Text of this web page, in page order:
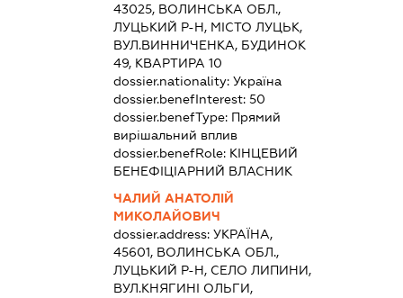
43025, ВОЛИНСЬКА ОБЛ.,
ЛУЦЬКИЙ Р-Н, МІСТО ЛУЦЬК,
ВУЛ.ВИННИЧЕНКА, БУДИНОК
49, КВАРТИРА 10
dossier.nationality: Україна
dossier.benefInterest: 50
dossier.benefType: Прямий
вирішальний вплив
dossier.benefRole: КІНЦЕВИЙ
БЕНЕФІЦІАРНИЙ ВЛАСНИК
ЧАЛИЙ АНАТОЛІЙ
МИКОЛАЙОВИЧ
dossier.address: УКРАЇНА,
45601, ВОЛИНСЬКА ОБЛ.,
ЛУЦЬКИЙ Р-Н, СЕЛО ЛИПИНИ,
ВУЛ.КНЯГИНІ ОЛЬГИ,